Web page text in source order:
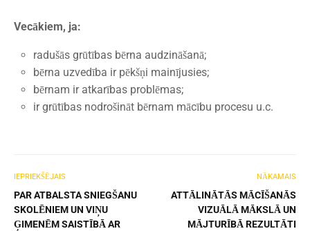
Vecākiem, ja:
radušās grūtības bērna audzināšanā;
bērna uzvedība ir pēkšņi mainījusies;
bērnam ir atkarības problēmas;
ir grūtības nodrošināt bērnam mācību procesu u.c.
IEPRIEKŠĒJAIS
PAR ATBALSTA SNIEGŠANU
SKOLĒNIEM UN VIŅU
ĢIMENĒM SAISTĪBĀ AR
NĀKAMAIS
ATTĀLINĀTĀS MĀCĪŠANĀS
VIZUĀLĀ MĀKSLĀ UN
MĀJTURĪBĀ REZULTĀTI